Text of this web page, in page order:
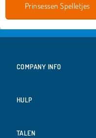
Prinsessen Spelletjes
COMPANY INFO
HULP
TALEN